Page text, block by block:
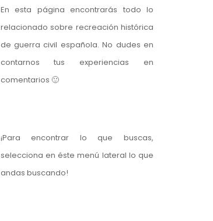
En esta página encontrarás todo lo
relacionado sobre recreación histórica
de guerra civil española. No dudes en
contarnos tus experiencias en
comentarios 🙂
¡Para encontrar lo que buscas,
selecciona en éste menú lateral lo que
andas buscando!